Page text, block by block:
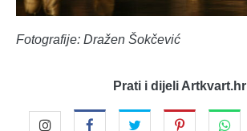
Fotografije: Dražen Šokčević
Prati i dijeli Artkvart.hr